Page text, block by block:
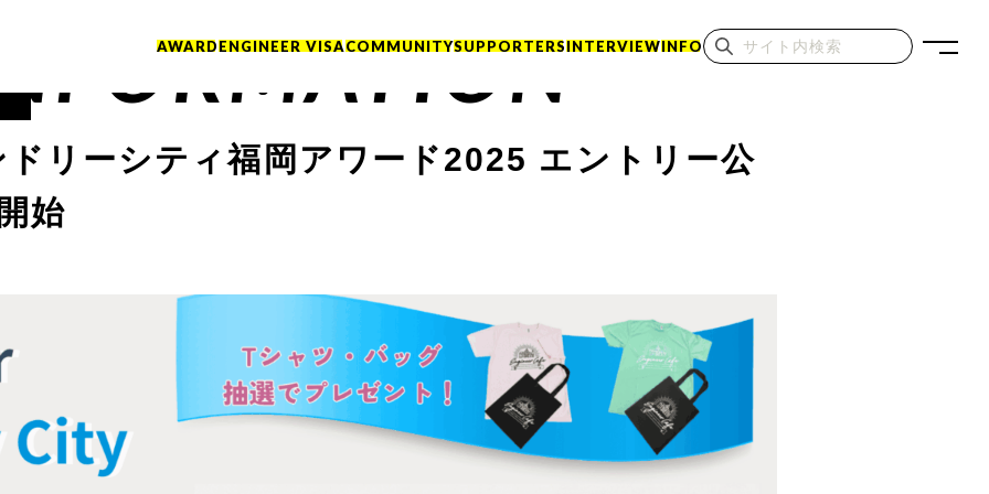
AWARDENGINEER VISACOMMUNITYSUPPORTERSINTERVIEWINFO
リーシティ福岡アワード2025 エントリー公
始